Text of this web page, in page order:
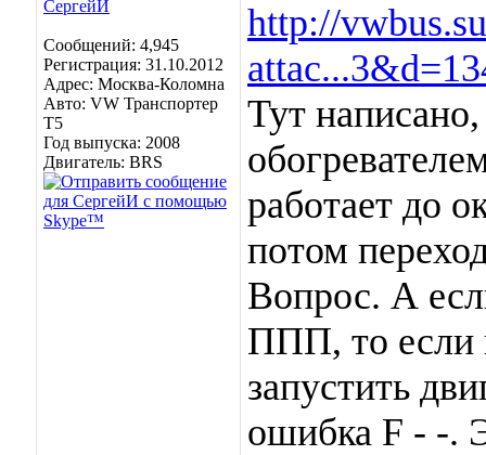
Сообщений: 4,945
Регистрация: 31.10.2012
Адрес: Москва-Коломна
Авто: VW Транспортер
Т5
Год выпуска: 2008
Двигатель: BRS
http://
Тут
работает до
потом
Вопрос. А
ППП, то если
запустить
ошибка F - -.